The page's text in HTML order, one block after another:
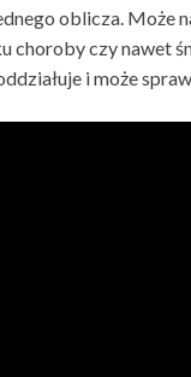
oblicza. Może
choroby czy nawet
i może